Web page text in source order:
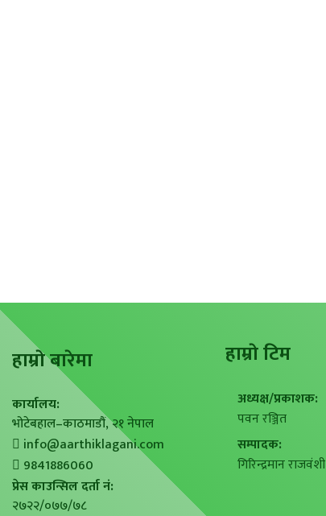
हाम्राे बारेमा
कार्यालय:
भोटेबहाल–काठमाडौं, २१ नेपाल
info@aarthiklagani.com
9841886060
प्रेस काउन्सिल दर्ता नं:
२७२२/०७७/७८
हाम्राे टिम
अध्यक्ष/प्रकाशक:
पवन रञ्जित
सम्पादक:
गिरिन्द्रमान राजवंशी